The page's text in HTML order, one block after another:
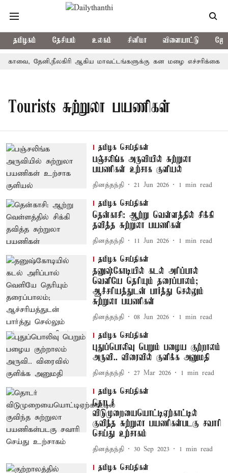
தமிழகம் தேசியம் உலகம் சினிமா விளையாட்டு
தேனி,நீலகிரி ஆகிய மாவட்டங்களுக்கு கன மழை எச்சரிக்கை
Tourists சுற்றுலா பயணிகள்
தமிழக செய்திகள்
பஞ்சலிங்க அருவியில் சுற்றுலா
பயணிகள் உற்சாக குளியல்
தினத்தந்தி 21 Jun 2026 1 min read
தமிழக செய்திகள்
தென்காசி: ஆற்று வெள்ளத்தில் சிக்கி
தவித்த சுற்றுலா பயணிகள்
தினத்தந்தி 11 Jun 2026 1 min read
தமிழக செய்திகள்
தனுஷ்கோடியில் கடல் அரிப்பால்
வெளியே தெரியும் தரைப்பாலம்;
ஆச்சரியத்துடன் பார்த்து செல்லும்
சுற்றுலா பயணிகள்
தினத்தந்தி 08 Jun 2026 1 min read
தமிழக செய்திகள்
புதுப்பொலிவு பெறும் பழைய குற்றாலம்
அருவி.. விரைவில் குளிக்க அனுமதி
தினத்தந்தி 27 Mar 2026 1 min read
தமிழக செய்திகள்
தொடர்
விடுமுறையையொட்டிஏற்காட்டில்
குவிந்த சுற்றுலா பயணிகள்படகு சவாரி
செய்து உற்சாகம்
தினத்தந்தி 30 Sep 2023 1 min read
தமிழக செய்திகள்